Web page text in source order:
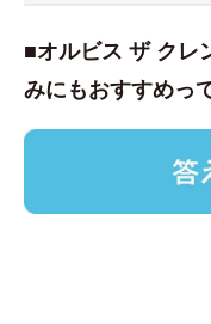
■オルビス ザ クレ
みにもおすすめっ